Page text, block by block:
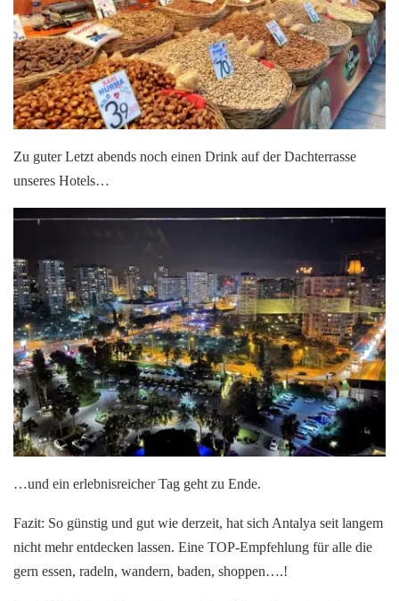
Zu guter Letzt abends noch einen Drink auf der Dachterrasse
unseres Hotels…
…und ein erlebnisreicher Tag geht zu Ende.
Fazit: So günstig und gut wie derzeit, hat sich Antalya seit langem
nicht mehr entdecken lassen. Eine TOP-Empfehlung für alle die
gern essen, radeln, wandern, baden, shoppen….!